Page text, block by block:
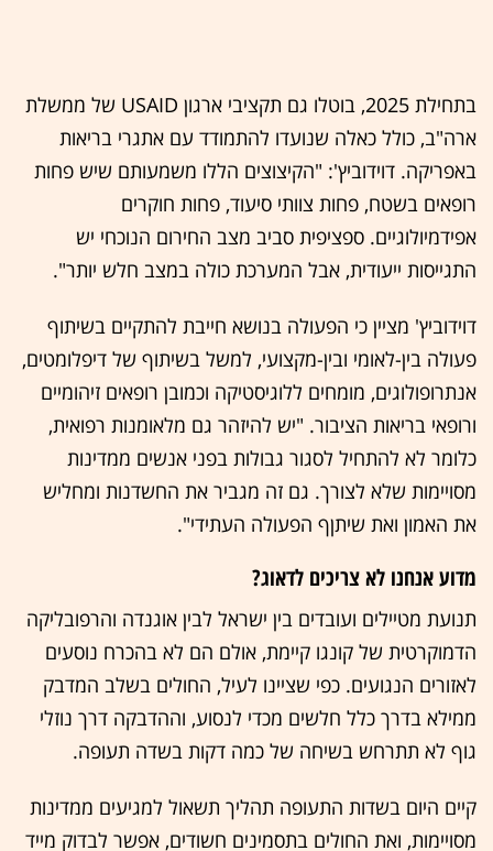
בתחילת 2025, בוטלו גם תקציבי ארגון USAID של ממשלת
ארה"ב, כולל כאלה שנועדו להתמודד עם אתגרי בריאות
באפריקה. דוידוביץ': "הקיצוצים הללו משמעותם שיש פחות
רופאים בשטח, פחות צוותי סיעוד, פחות חוקרים
אפידמיולוגיים. ספציפית סביב מצב החירום הנוכחי יש
התגייסות ייעודית, אבל המערכת כולה במצב חלש יותר".
דוידוביץ' מציין כי הפעולה בנושא חייבת להתקיים בשיתוף
פעולה בין-לאומי ובין-מקצועי, למשל בשיתוף של דיפלומטים,
אנתרופולוגים, מומחים ללוגיסטיקה וכמובן רופאים זיהומיים
ורופאי בריאות הציבור. "יש להיזהר גם מלאומנות רפואית,
כלומר לא להתחיל לסגור גבולות בפני אנשים ממדינות
מסויימות שלא לצורך. גם זה מגביר את החשדנות ומחליש
את האמון ואת שיתןף הפעולה העתידי".
מדוע אנחנו לא צריכים לדאוג?
תנועת מטיילים ועובדים בין ישראל לבין אוגנדה והרפובליקה
הדמוקרטית של קונגו קיימת, אולם הם לא בהכרח נוסעים
לאזורים הנגועים. כפי שציינו לעיל, החולים בשלב המדבק
ממילא בדרך כלל חלשים מכדי לנסוע, וההדבקה דרך נוזלי
גוף לא תתרחש בשיחה של כמה דקות בשדה תעופה.
קיים היום בשדות התעופה תהליך תשאול למגיעים ממדינות
מסויימות, ואת החולים בתסמינים חשודים, אפשר לבדוק מייד